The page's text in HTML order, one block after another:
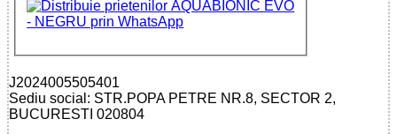
J2024005505401
Sediu social: STR.POPA PETRE NR.8, SECTOR 2,
BUCURESTI 020804